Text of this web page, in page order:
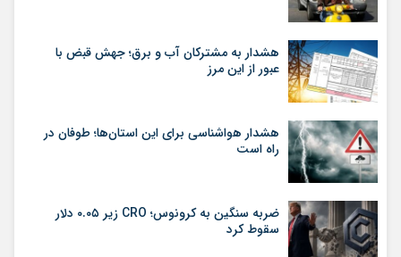
هشدار به مشترکان آب و برق؛ جهش قبض با
عبور از این مرز
هشدار هواشناسی برای این استان‌ها؛ طوفان در
راه است
ضربه سنگین به کرونوس؛ CRO زیر ۰.۰۵ دلار
سقوط کرد